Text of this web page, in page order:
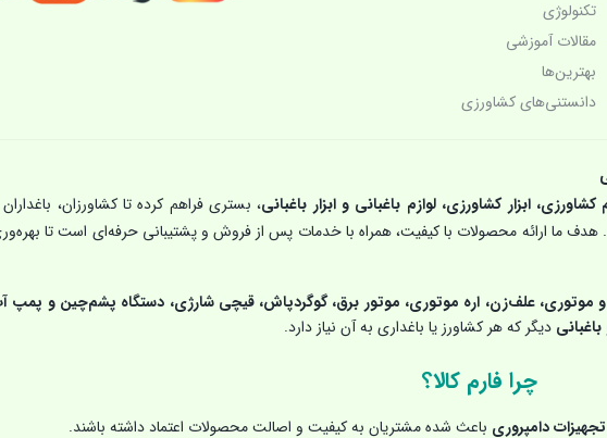
تکنولوژی‌
مقالات آموزشی
بهترین‌ها
دانستنی‌های کشاورزی
کشاورزی، ابزار کشاورزی، لوازم باغبانی و ابزار باغبانی، بستری فراهم کرده تا کشاورزان،
هدف ما ارائه محصولات با کیفیت، همراه با خدمات پس از فروش و پشتیبانی حرفه‌ای است تا
علف‌زن، اره موتوری، موتور برق، گوگردپاش، قیچی شارژی، دستگاه پشم‌چین و پمپ
دیگر که هر کشاورز یا باغداری به آن نیاز دارد.
چرا فارم کالا؟
تجهیزات دامپروری باعث شده مشتریان به کیفیت و اصالت محصولات اعتماد داشته باشند.